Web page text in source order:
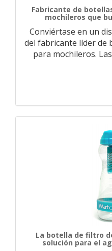
Fabricante de
mochileros que
Conviértase en un
del fabricante líder de
para mochileros.
La botella de filtro
solución para el